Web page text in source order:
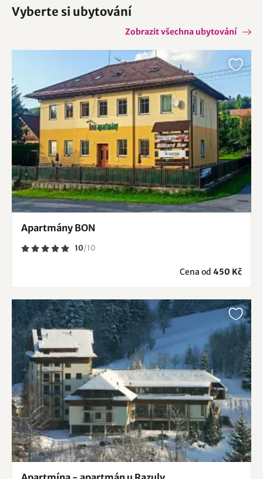
Vyberte si ubytování
Zobrazit všechna ubytování
Apartmány BON
10/10
Cena od 450 Kč